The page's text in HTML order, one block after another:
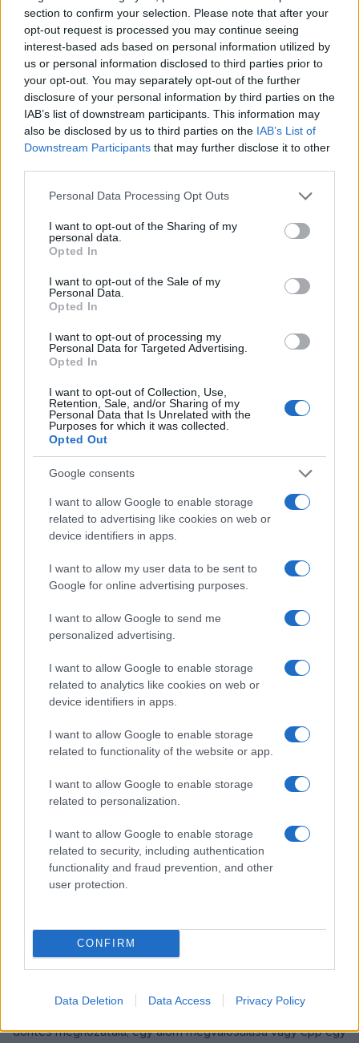
section to confirm your selection. Please note that after your
opt-out request is processed you may continue seeing
interest-based ads based on personal information utilized by
us or personal information disclosed to third parties prior to
your opt-out. You may separately opt-out of the further
disclosure of your personal information by third parties on the
IAB’s list of downstream participants. This information may
also be disclosed by us to third parties on the IAB’s List of
Downstream Participants that may further disclose it to other
Please note that this website/app uses one or more Google
not limited to your visit or usage behaviour. You may click to
grant or deny consent to Google and its third-party tags to
use your data for below specified purposes in below Google
consent section.
Personal Data Processing Opt Outs
I want to opt-out of the Sharing of my
personal data.
Opted In
I want to opt-out of the Sale of my
Personal Data.
Opted In
I want to opt-out of processing my
Personal Data for Targeted Advertising.
Opted In
I want to opt-out of Collection, Use,
Retention, Sale, and/or Sharing of my
Personal Data that Is Unrelated with the
Purposes for which it was collected.
Opted Out
Google consents
I want to allow Google to enable storage
related to advertising like cookies on web or
device identifiers in apps.
I want to allow my user data to be sent to
Google for online advertising purposes.
I want to allow Google to send me
personalized advertising.
I want to allow Google to enable storage
related to analytics like cookies on web or
device identifiers in apps.
I want to allow Google to enable storage
related to functionality of the website or app.
I want to allow Google to enable storage
related to personalization.
I want to allow Google to enable storage
related to security, including authentication
functionality and fraud prevention, and other
user protection.
CONFIRM
Data Deletion Data Access Privacy Policy
kivételes alkalmazkodókészségét, zenei érzékét és finom
humorát is nagyra tartották. Pályáját végigkísérte a
bizonyítás vágya és a játék öröme.”
Sokat foglalkoztatott szinkronszínész volt. Többek között
Mel Gibson, Willem Dafoe, Jeff Bridges, Kurt Russell és Tom
Selleck magyar hangjaként is ismert.
Sörös Sándor munkájáért az Őze Lajos színművész
emlékére a Gyulai Várszínház által alapított Őze Lajos-díjat
1993-ban nyerte el. A Színházi Dolgozók Szakszervezete
(SzíDoSz) Szinkron Alapszervezete a magyar
szinkronszakma kiválóságait elismerő Fényhang-életműdíjat
kimagasló teljesítményéért 2025-ben ítélték oda számára.
VÍGSZÍNHÁZ WILLEM DAFOE
MEGOSZTÁS
EZ IS ÉRDEKELHETI
SZÍNPAD
Pokorny Lia: Sosem azért sikerült egy
szerep, mert bántottak, hanem annak
ellenére
Pokorny Lia otthagyta a társulatokat, önálló estekkel áll
közönség elé, ő írja az életéből született szövegeket,
ZENIT
SZÍNPAD
A siker mögött mindig ott rejlik egy-egy történet: egy
döntés meghozatala, egy álom megvalósulása vagy épp egy